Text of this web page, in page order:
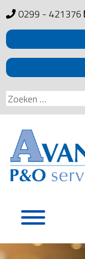
0299 - 421376
Zoeken
naar: